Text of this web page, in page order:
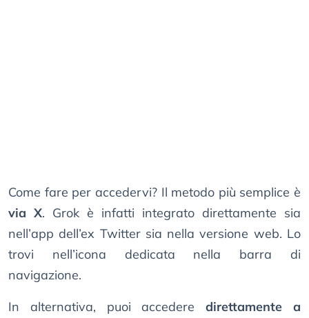
Come fare per accedervi? Il metodo più semplice è
via X. Grok è infatti integrato direttamente sia
nell’app dell’ex Twitter sia nella versione web. Lo
trovi nell’icona dedicata nella barra di
navigazione.
In alternativa, puoi accederedirettamente a